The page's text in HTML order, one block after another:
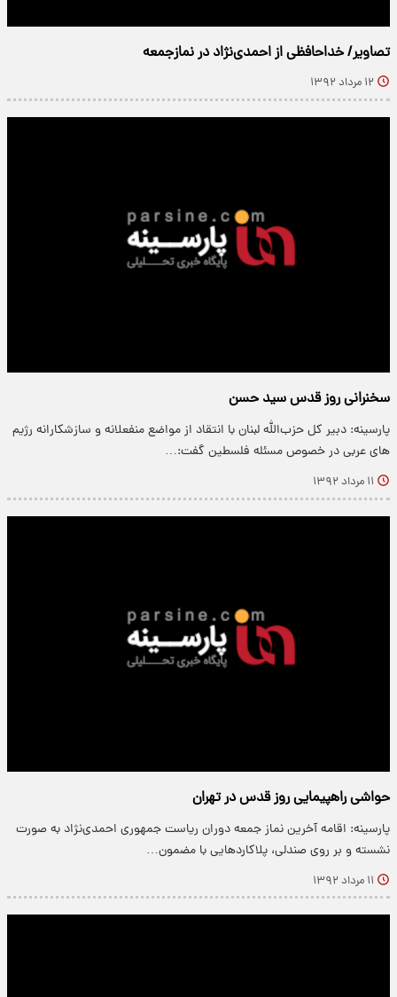
تصاویر/ خداحافظی از احمدی‌نژاد در نمازجمعه
۱۲ مرداد ۱۳۹۲
سخنرانی روز قدس سید حسن
پارسینه: دبیر کل حزب‌الله لبنان با انتقاد از مواضع منفعلانه و سازشکارانه رژیم
های عربی در خصوص مسئله فلسطین گفت:…
۱۱ مرداد ۱۳۹۲
حواشی راهپیمایی روز قدس در تهران
پارسینه: اقامه آخرین نماز جمعه دوران ریاست جمهوری احمدی‌نژاد به صورت
نشسته و بر روی صندلی، پلاکاردهایی با مضمون…
۱۱ مرداد ۱۳۹۲